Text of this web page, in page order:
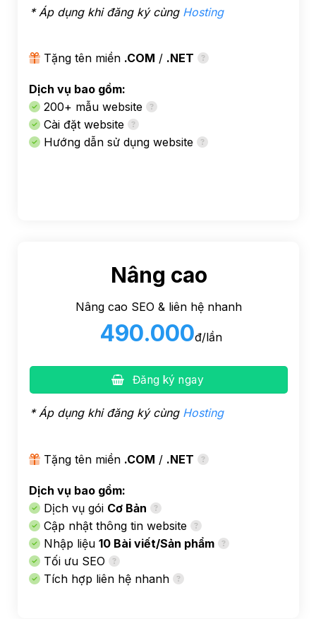
* Áp dụng khi đăng ký cùng Hosting
Tặng tên miền .COM / .NET
Dịch vụ bao gồm:
200+ mẫu website
Cài đặt website
Hướng dẫn sử dụng website
Nâng cao
Nâng cao SEO & liên hệ nhanh
490.000đ/lần
Đăng ký ngay
* Áp dụng khi đăng ký cùng Hosting
Tặng tên miền .COM / .NET
Dịch vụ bao gồm:
Dịch vụ gói Cơ Bản
Cập nhật thông tin website
Nhập liệu 10 Bài viết/Sản phẩm
Tối ưu SEO
Tích hợp liên hệ nhanh